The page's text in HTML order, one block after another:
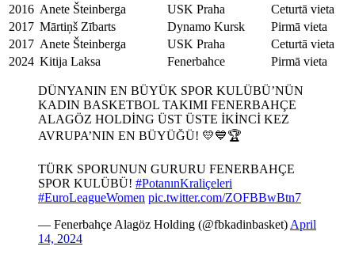
2016 Anete Šteinberga USK Praha
Ceturtā vieta
2017 Mārtiņš Zībarts Dynamo Kursk
Pirmā vieta
2017 Anete Šteinberga USK Praha
Ceturtā vieta
2024 Kitija Laksa Fenerbahce Pirmā vieta
DÜNYANIN EN BÜYÜK SPOR KULÜBÜ’NÜN
KADIN BASKETBOL TAKIMI FENERBAHÇE
ALAGÖZ HOLDİNG ÜST ÜSTE İKİNCİ KEZ
AVRUPA’NIN EN BÜYÜĞÜ! 💛💙🏆
TÜRK SPORUNUN GURURU FENERBAHÇE
SPOR KULÜBÜ! #PotanınKraliçeleri
#EuroLeagueWomen pic.twitter.com/ZOFBBwBtn7
— Fenerbahçe Alagöz Holding (@fbkadinbasket) April
14, 2024